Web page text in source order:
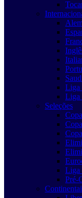
Liga
Liga
Seleções
Liga
Pré-